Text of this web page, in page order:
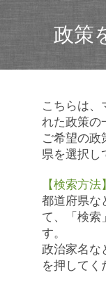
政策
こちらは、
れた政策の
ご希望の政
県を選択し
【検索方法】
都道府県な
て、「検索
す。
政治家名な
を押してく